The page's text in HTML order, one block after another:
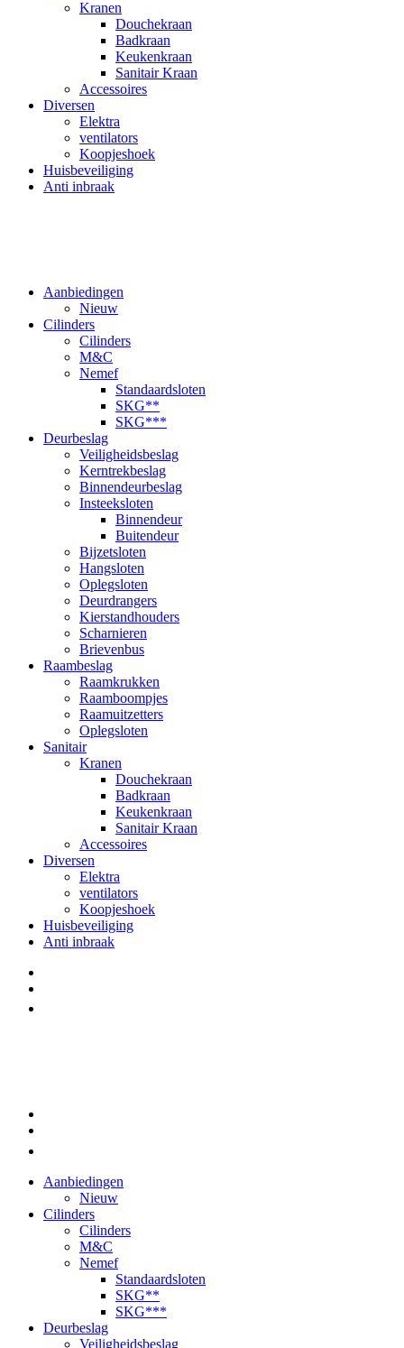
Kranen
Douchekraan
Badkraan
Keukenkraan
Sanitair Kraan
Accessoires
Diversen
Elektra
ventilators
Koopjeshoek
Huisbeveiliging
Anti inbraak
Aanbiedingen
Nieuw
Cilinders
Cilinders
M&C
Nemef
Standaardsloten
SKG**
SKG***
Deurbeslag
Veiligheidsbeslag
Kerntrekbeslag
Binnendeurbeslag
Insteeksloten
Binnendeur
Buitendeur
Bijzetsloten
Hangsloten
Oplegsloten
Deurdrangers
Kierstandhouders
Scharnieren
Brievenbus
Raambeslag
Raamkrukken
Raamboompjes
Raamuitzetters
Oplegsloten
Sanitair
Kranen
Douchekraan
Badkraan
Keukenkraan
Sanitair Kraan
Accessoires
Diversen
Elektra
ventilators
Koopjeshoek
Huisbeveiliging
Anti inbraak
Aanbiedingen
Nieuw
Cilinders
Cilinders
M&C
Nemef
Standaardsloten
SKG**
SKG***
Deurbeslag
Veiligheidsbeslag